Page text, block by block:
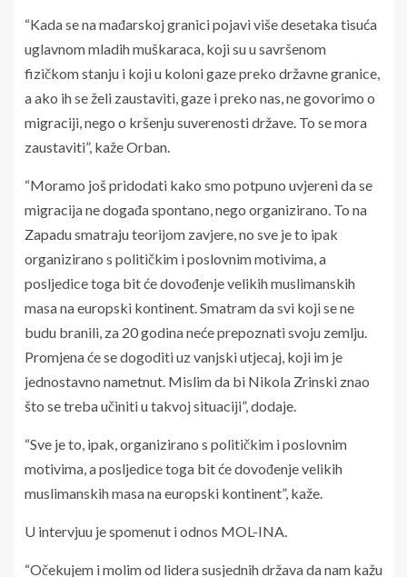
“Kada se na mađarskoj granici pojavi više desetaka tisuća
uglavnom mladih muškaraca, koji su u savršenom
fizičkom stanju i koji u koloni gaze preko državne granice,
a ako ih se želi zaustaviti, gaze i preko nas, ne govorimo o
migraciji, nego o kršenju suverenosti države. To se mora
zaustaviti”, kaže Orban.
“Moramo još pridodati kako smo potpuno uvjereni da se
migracija ne događa spontano, nego organizirano. To na
Zapadu smatraju teorijom zavjere, no sve je to ipak
organizirano s političkim i poslovnim motivima, a
posljedice toga bit će dovođenje velikih muslimanskih
masa na europski kontinent. Smatram da svi koji se ne
budu branili, za 20 godina neće prepoznati svoju zemlju.
Promjena će se dogoditi uz vanjski utjecaj, koji im je
jednostavno nametnut. Mislim da bi Nikola Zrinski znao
što se treba učiniti u takvoj situaciji”, dodaje.
“Sve je to, ipak, organizirano s političkim i poslovnim
motivima, a posljedice toga bit će dovođenje velikih
muslimanskih masa na europski kontinent”, kaže.
U intervjuu je spomenut i odnos MOL-INA.
“Očekujem i molim od lidera susjednih država da nam kažu